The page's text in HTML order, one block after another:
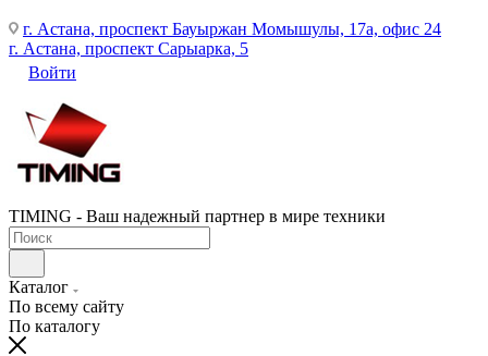
г. Астана, проспект Бауыржан Момышулы, 17а, офис 24
г. Астана, проспект Сарыарка, 5
Войти
TIMING - Ваш надежный партнер в мире техники
Каталог
По всему сайту
По каталогу